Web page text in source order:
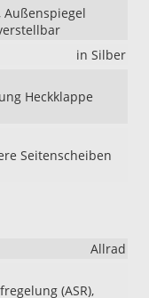
in Silber
Heckklappe
Seitenscheiben
Allrad
(ASR),